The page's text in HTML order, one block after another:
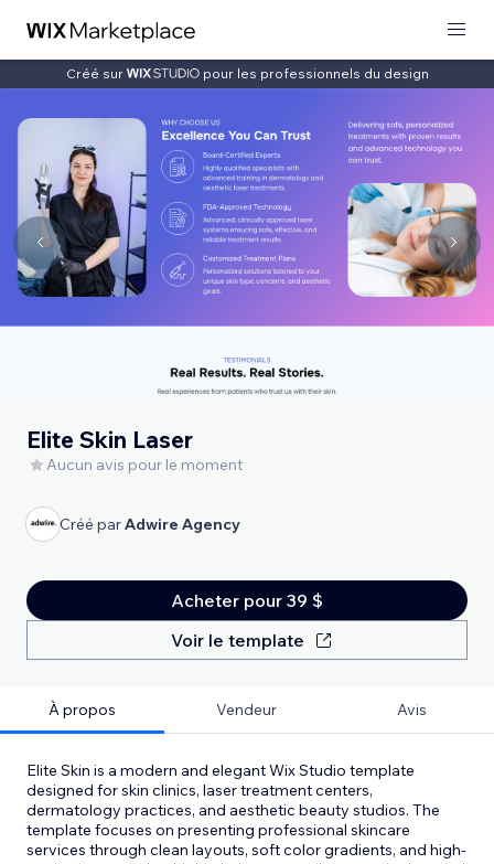
Créé sur pour les professionnels du design
Elite Skin Laser
Aucun avis pour le moment
Créé parAdwire Agency
Acheter pour 39 $
Voir le template
À propos Vendeur Avis
Elite Skin is a modern and elegant Wix Studio template
designed for skin clinics, laser treatment centers,
dermatology practices, and aesthetic beauty studios. The
template focuses on presenting professional skincare
services through clean layouts, soft color gradients, and high-